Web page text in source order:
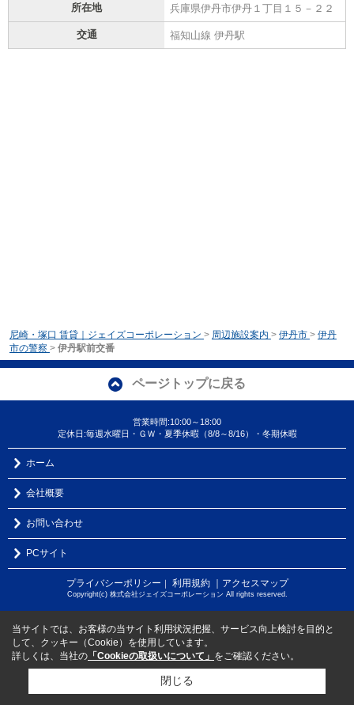
所在地 兵庫県伊丹市伊丹１丁目１５－２２
交通 福知山線 伊丹駅
尼崎・塚口 賃貸｜ジェイズコーポレーション > 周辺施設案内 > 伊丹市 > 伊丹
市の警察 > 伊丹駅前交番
ページトップに戻る
営業時間:10:00～18:00
定休日:毎週水曜日・ＧＷ・夏季休暇（8/8～8/16）・冬期休暇
ホーム
会社概要
お問い合わせ
PCサイト
プライバシーポリシー ｜ 利用規約 ｜アクセスマップ
Copyright(c) 株式会社ジェイズコーポレーション All rights reserved.
当サイトでは、お客様の当サイト利用状況把握、サービス向上検討を目的と
して、クッキー（Cookie）を使用しています。
詳しくは、当社の 「Cookieの取扱いについて」 をご確認ください。
閉じる